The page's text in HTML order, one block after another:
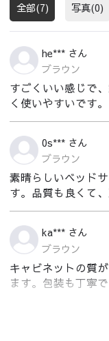
全部(7) 写真(0)
he*** さん
ブラウン
すごくいい感じで
く使いやすいです。
0s*** さん
ブラウン
素晴らしいベッド
す。品質も良くて
ka*** さん
ブラウン
キャビネットの質
ます。包装も丁寧